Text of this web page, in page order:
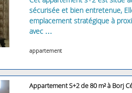
sécurisée et bien entretenue,
emplacement stratégique à
avec …
appartement
Appartement S+2 de 80 m² à Borj